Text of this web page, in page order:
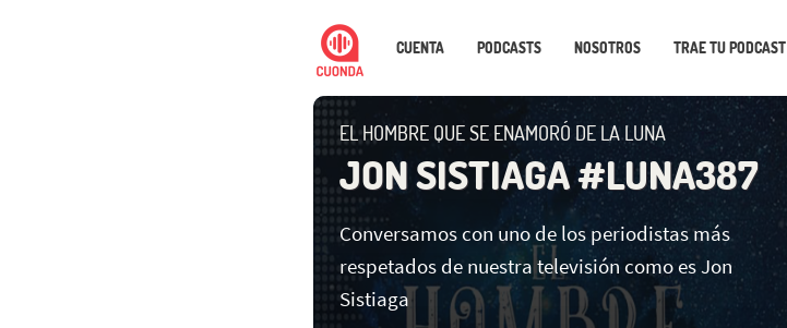
CUENTA PODCASTS NOSOTROS TRAE TU PODCAST
EL HOMBRE QUE SE ENAMORÓ DE LA LUNA
JON SISTIAGA #LUNA387
Conversamos con uno de los periodistas más
respetados de nuestra televisión como es Jon
Sistiaga